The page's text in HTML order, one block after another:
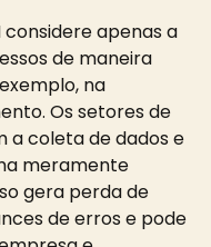
considere apenas a
de maneira
na
Os setores de
a coleta de dados e
meramente
gera perda de
de erros e pode